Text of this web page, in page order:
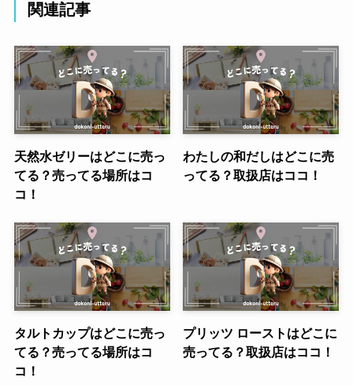
関連記事
天然水ゼリーはどこに売っ
てる？売ってる場所はコ
コ！
わたしの和だしはどこに売
ってる？取扱店はココ！
タルトカップはどこに売っ
てる？売ってる場所はコ
コ！
プリッツ ローストはどこに
売ってる？取扱店はココ！